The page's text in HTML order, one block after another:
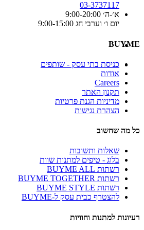
03-3737117
א׳-ה׳ 9:00-20:00
יום ו׳ וערבי חג 9:00-15:00
BUYME
כניסת בתי עסק - שותפים
אודות
Careers
תקנון האתר
מדיניות הגנת פרטיות
הצהרת נגישות
כל מה שחשוב
שאלות ותשובות
בלוג - טיפים למתנות שוות
רשתות BUYME ALL
רשתות BUYME TOGETHER
רשתות BUYME STYLE
להצטרף כבית עסק ל-BUYME
רעיונות למתנות וחוויות